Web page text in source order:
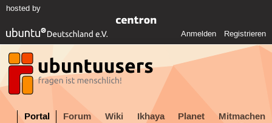
hosted by
Anmelden Registrieren
Portal Forum Wiki Ikhaya Planet Mitmachen